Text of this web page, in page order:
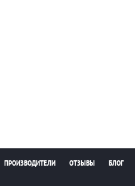
ПРОИЗВОДИТЕЛИ ОТЗЫВЫ БЛОГ